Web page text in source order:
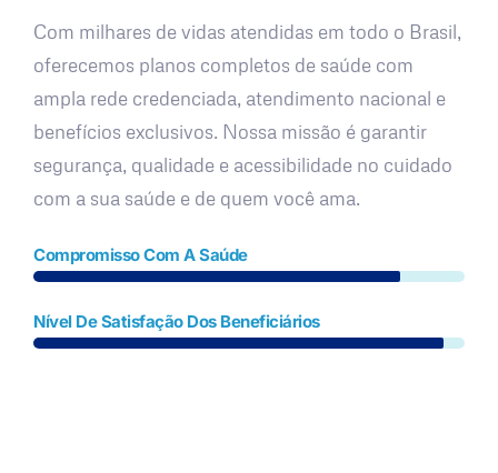
Com milhares de vidas atendidas em todo o Brasil,
oferecemos planos completos de saúde com
ampla rede credenciada, atendimento nacional e
benefícios exclusivos. Nossa missão é garantir
segurança, qualidade e acessibilidade no cuidado
com a sua saúde e de quem você ama.
Compromisso Com A Saúde
Nível De Satisfação Dos Beneficiários